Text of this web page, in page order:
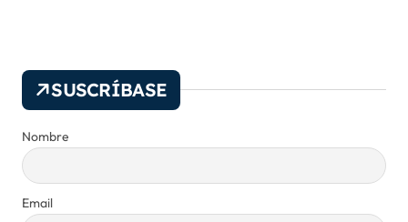
SUSCRÍBASE
Nombre
Email